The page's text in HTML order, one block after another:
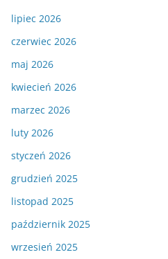
lipiec 2026
czerwiec 2026
maj 2026
kwiecień 2026
marzec 2026
luty 2026
styczeń 2026
grudzień 2025
listopad 2025
październik 2025
wrzesień 2025